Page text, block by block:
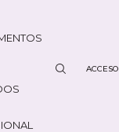
contenido
ACCESO